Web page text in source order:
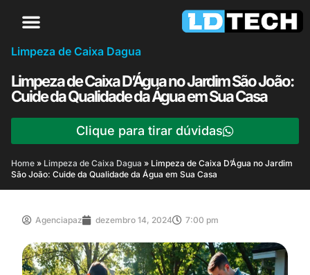
Limpeza de Caixa Dagua
Limpeza de Caixa D’Água no Jardim São João:
Cuide da Qualidade da Água em Sua Casa
Clique para tirar dúvidas
Home » Limpeza de Caixa Dagua » Limpeza de Caixa D’Água no Jardim
São João: Cuide da Qualidade da Água em Sua Casa
Agenciapaz dezembro 14, 2024 7:00 pm